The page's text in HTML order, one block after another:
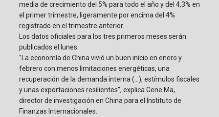
media de crecimiento del 5% para todo el año y del 4,3% en
el primer trimestre, ligeramente por encima del 4%
registrado en el trimestre anterior.
Los datos oficiales para los tres primeros meses serán
publicados el lunes.
"La economía de China vivió un buen inicio en enero y
febrero con menos limitaciones energéticas, una
recuperación de la demanda interna (...), estímulos fiscales
y unas exportaciones resilientes", explica Gene Ma,
director de investigación en China para el Instituto de
Finanzas Internacionales.